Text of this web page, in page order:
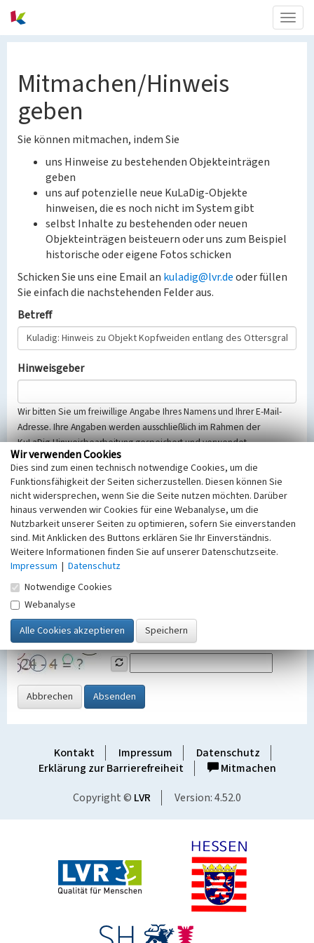
Mitmachen/Hinweis
geben
Sie können mitmachen, indem Sie
uns Hinweise zu bestehenden Objekteinträgen
geben
uns auf potenzielle neue KuLaDig-Objekte
hinweisen, die es noch nicht im System gibt
selbst Inhalte zu bestehenden oder neuen
Objekteinträgen beisteuern oder uns zum Beispiel
historische oder eigene Fotos schicken
Schicken Sie uns eine Email an kuladig@lvr.deoder füllen
Sie einfach die nachstehenden Felder aus.
Betreff
Hinweisgeber
Wir bitten Sie um freiwillige Angabe Ihres Namens und Ihrer E-Mail-
Adresse. Ihre Angaben werden ausschließlich im Rahmen der
KuLaDig-Hinweisbearbeitung gespeichert und verwendet.
Selbstverständlich werden diese entsprechend der Vorschriften des
Telemediengesetzes, des Datenschutzgesetzes NRW und der seit
dem 25.05.2018 gültigen Europäischen Datenschutzgrundverordnung
(EU-DSGVO) vertraulich behandelt, beachten Sie bitte unsere
Hinweise zumDatenschutz
Nachricht
SicherheitsabfrageTragen Sie unten das Rechenergebnis aus der
Grafik ein
Abbrechen Absenden
Kontakt Impressum
Datenschutz
Erklärung zur Barrierefreiheit
Mitmachen
Copyright © LVR Version: 4.52.0
Wir verwenden Cookies
Dies sind zum einen technisch notwendige Cookies, um die
Funktionsfähigkeit der Seiten sicherzustellen. Diesen können Sie
nicht widersprechen, wenn Sie die Seite nutzen möchten. Darüber
hinaus verwenden wir Cookies für eine Webanalyse, um die
Nutzbarkeit unserer Seiten zu optimieren, sofern Sie einverstanden
sind. Mit Anklicken des Buttons erklären Sie Ihr Einverständnis.
Weitere Informationen finden Sie auf unserer Datenschutzseite.
Impressum | Datenschutz
Notwendige Cookies
Webanalyse